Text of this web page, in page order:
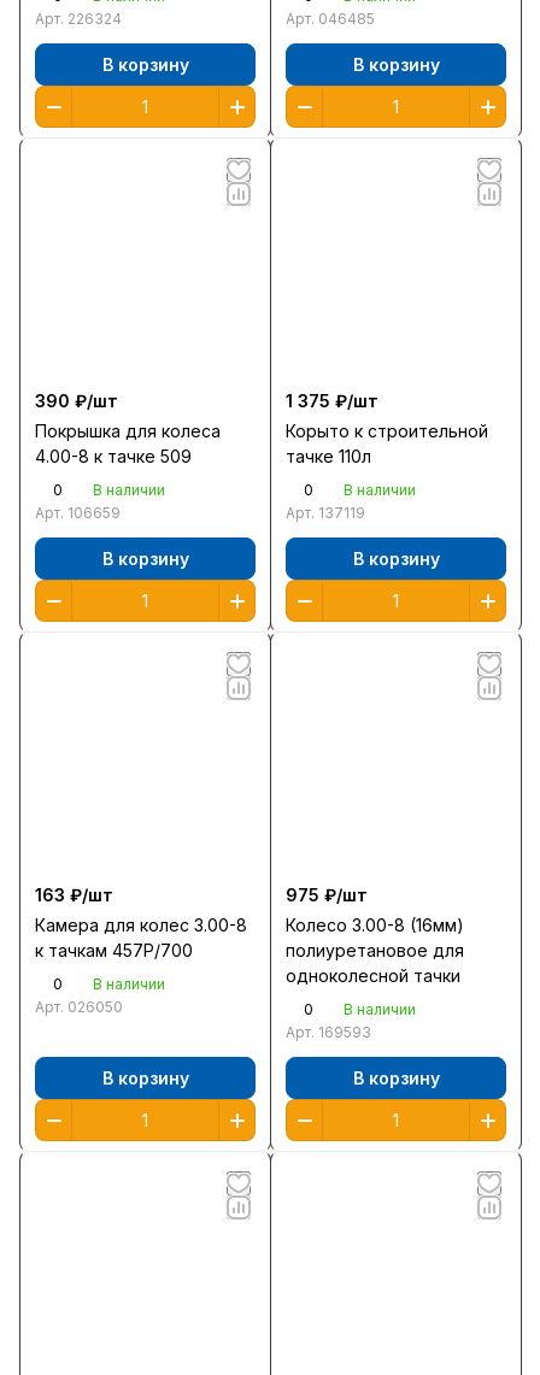
Арт. 226324
В корзину
Арт. 046485
В корзину
390 ₽/шт
Покрышка для колеса
4.00-8 к тачке 509
0
В наличии
Арт. 106659
В корзину
1 375 ₽/шт
Корыто к строительной
тачке 110л
0
В наличии
Арт. 137119
В корзину
163 ₽/шт
Камера для колес 3.00-8
к тачкам 457Р/700
0
В наличии
Арт. 026050
В корзину
975 ₽/шт
Колесо 3.00-8 (16мм)
полиуретановое для
одноколесной тачки
0
В наличии
Арт. 169593
В корзину